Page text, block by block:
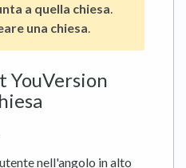
a quella chiesa.
una chiesa.
YouVersion
nell'angolo in alto